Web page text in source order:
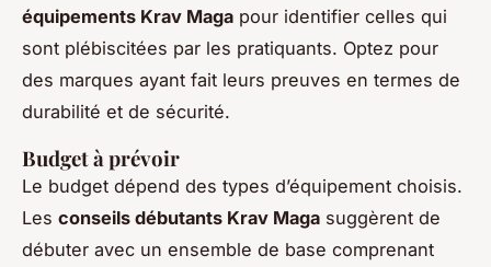
équipements Krav Maga pour identifier celles qui
sont plébiscitées par les pratiquants. Optez pour
des marques ayant fait leurs preuves en termes de
durabilité et de sécurité.
Budget à prévoir
Le budget dépend des types d’équipement choisis.
Les conseils débutants Krav Maga suggèrent de
débuter avec un ensemble de base comprenant